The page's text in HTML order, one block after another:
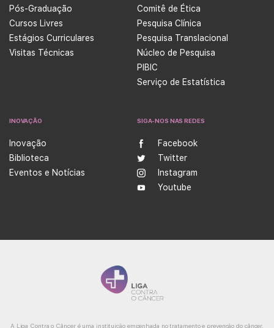
Pós-Graduação
Cursos Livres
Estágios Curriculares
Visitas Técnicas
Comitê de Ética
Pesquisa Clínica
Pesquisa Translacional
Núcleo de Pesquisa
PIBIC
Serviço de Estatística
INOVAÇÃO
Inovação
Biblioteca
Eventos e Notícias
SIGA-NOS NAS REDES
Facebook
Twitter
Instagram
Youtube
A Liga Contra o Câncer é uma instituição empenhada no tratamento e prevenção do câncer,